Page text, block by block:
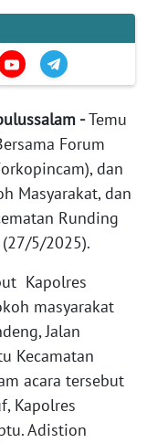
-Temu
Forum
dan
Masyarakat, dan
Runding
5/2025).
Kapolres
masyarakat
Jalan
Kecamatan
acara tersebut
Kapolres
Adistion